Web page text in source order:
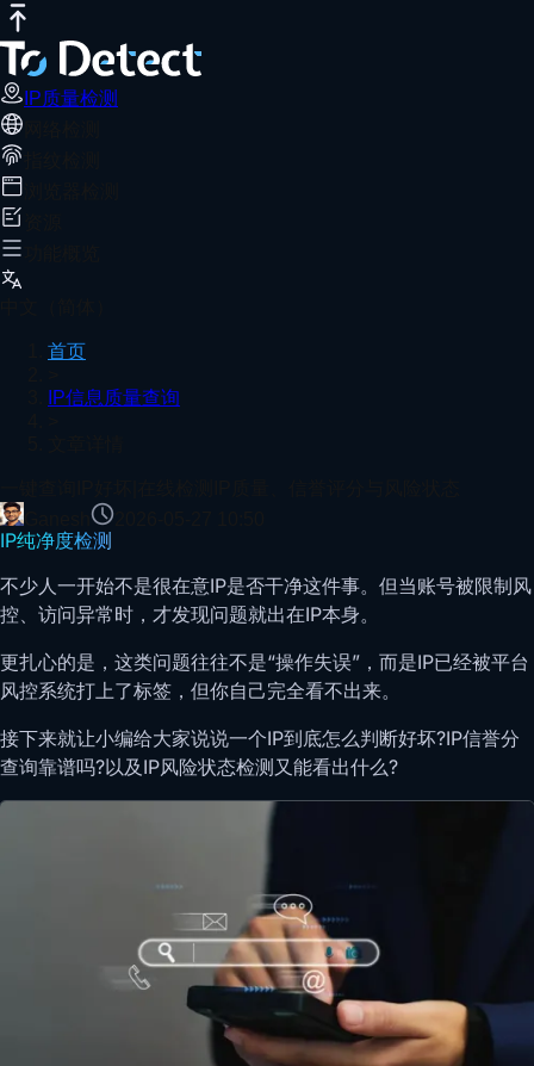
IP质量检测
一键查询IP好坏|在线检测IP质量、信誉评
ToDetect可一键检测IP质量与风险状态，通过IP信誉分、代理
首页
推荐阅读
IP质量检测
首页
IP信息质量查询
IP纯净度检测
不少人一开始不是很在意IP是否干净这件事。但当账号被限制风
控、访问异常时，才发现问题就出在IP本身。
更扎心的是，这类问题往往不是“操作失误”，而是IP已经被平台
风控系统打上了标签，但你自己完全看不出来。
接下来就让小编给大家说说一个IP到底怎么判断好坏?IP信誉分
查询靠谱吗?以及IP风险状态检测又能看出什么?